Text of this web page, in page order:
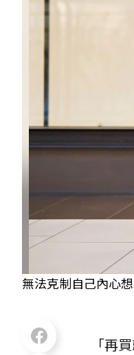
無法克制自己內心
「再